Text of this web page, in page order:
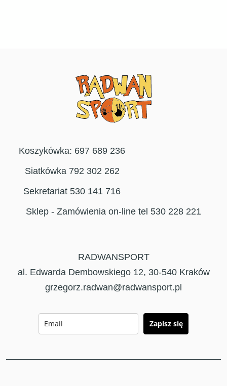
Koszykówka: 697 689 236
Siatkówka 792 302 262
Sekretariat 530 141 716
Sklep - Zamówienia on-line tel 530 228 221
RADWANSPORT
al. Edwarda Dembowskiego 12, 30-540 Kraków
grzegorz.radwan@radwansport.pl
Zapisz się